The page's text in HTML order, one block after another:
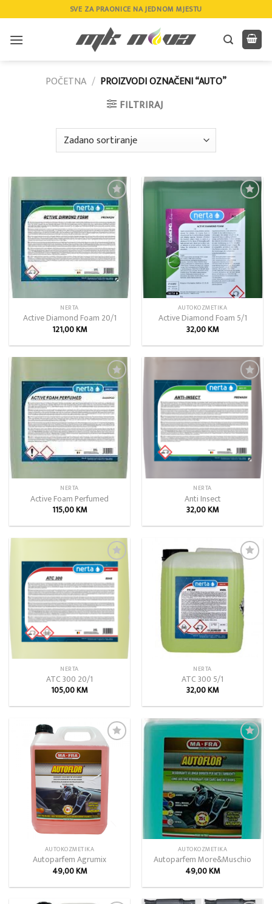
to
content
SVE ZA PRAONICE NA JEDNOM MJESTU
POČETNA / PROIZVODI OZNAČENI “AUTO”
FILTRIRAJ
Add to
wishlist
NERTA
Active Diamond Foam 20/1
121,00KM
Add to
wishlist
AUTOKOZMETIKA
Active Diamond Foam 5/1
32,00KM
Add to
wishlist
NERTA
Active Foam Perfumed
115,00KM
Add to
wishlist
NERTA
Anti Insect
32,00KM
Add to
wishlist
NERTA
ATC 300 20/1
105,00KM
Add to
wishlist
NERTA
ATC 300 5/1
32,00KM
Add to
AUTOKOZMETIKA
Autoparfem Agrumix
49,00KM
Add to
wishlist
AUTOKOZMETIKA
Autoparfem More&Muschio
49,00KM